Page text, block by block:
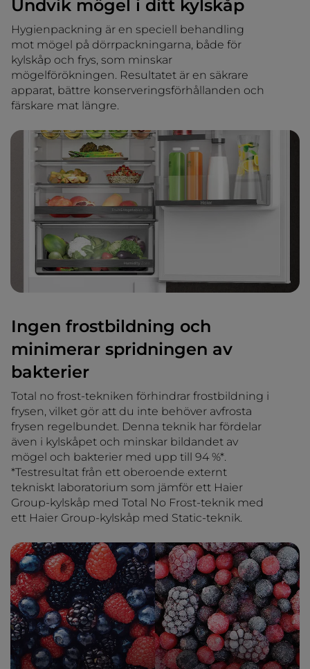
Undvik mögel i ditt kylskåp
Hygienpackning är en speciell behandling
mot mögel på dörrpackningarna, både för
kylskåp och frys, som minskar
mögelförökningen. Resultatet är en säkrare
apparat, bättre konserveringsförhållanden och
färskare mat längre.
Ingen frostbildning och
minimerar spridningen av
bakterier
Total no frost-tekniken förhindrar frostbildning i
frysen, vilket gör att du inte behöver avfrosta
frysen regelbundet. Denna teknik har fördelar
även i kylskåpet och minskar bildandet av
mögel och bakterier med upp till 94 %*.
*Testresultat från ett oberoende externt
tekniskt laboratorium som jämför ett Haier
Group-kylskåp med Total No Frost-teknik med
ett Haier Group-kylskåp med Static-teknik.